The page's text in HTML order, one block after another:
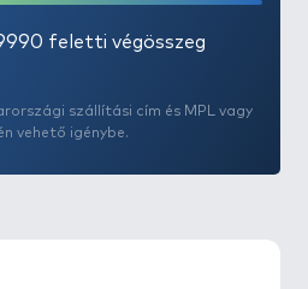
feletti végösszeg
szállítási cím és MPL vagy
vehető igénybe.